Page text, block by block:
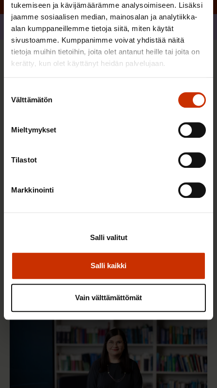
tukemiseen ja kävijämäärämme analysoimiseen. Lisäksi
jaamme sosiaalisen median, mainosalan ja analytiikka-
alan kumppaneillemme tietoja siitä, miten käytät
sivustoamme. Kumppanimme voivat yhdistää näitä
tietoja muihin tietoihin, joita olet antanut heille tai joita on
kerätty, kun olet käyttänyt heidän palvelujaan.
valinta
Välttämätön
Mieltymykset
Tilastot
Markkinointi
Salli kaikki
Salli valitut
Vain välttämättömät
Jaa
Sinua saattaa myös kiinnostaa
TASA-ARVO JA YHDENVERTAISUUS
Mikä muuttui määräaikaisissa työsuhteissa? Lue
juristin vastaukset!
TASA-ARVO JA YHDENVERTAISUUS